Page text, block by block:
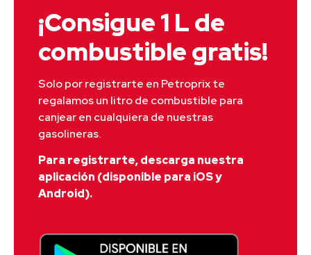
¡Consigue 1 L de
combustible gratis!
Solo por registrarte en Petroprix te
regalamos un litro de combustible para
canjear en cualquiera de nuestras
gasolineras.
Para registrarte, descarga nuestra
aplicación (disponible para iOS y
Android).